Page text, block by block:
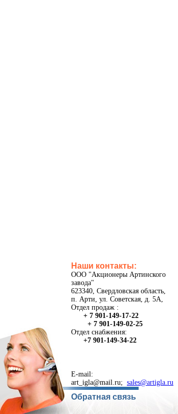
Наши контакты:
ООО "Акционеры Артинского
завода"
623340, Свердловская область,
п. Арти, ул. Советская, д. 5А,
Отдел продаж :
+ 7 901-149-17-22
+ 7 901-149-02-25
Отдел снабжения:
+7 901-149-34-22
E-mail:
art_igla@mail.ru; sales@artigla.ru
Обратная связь